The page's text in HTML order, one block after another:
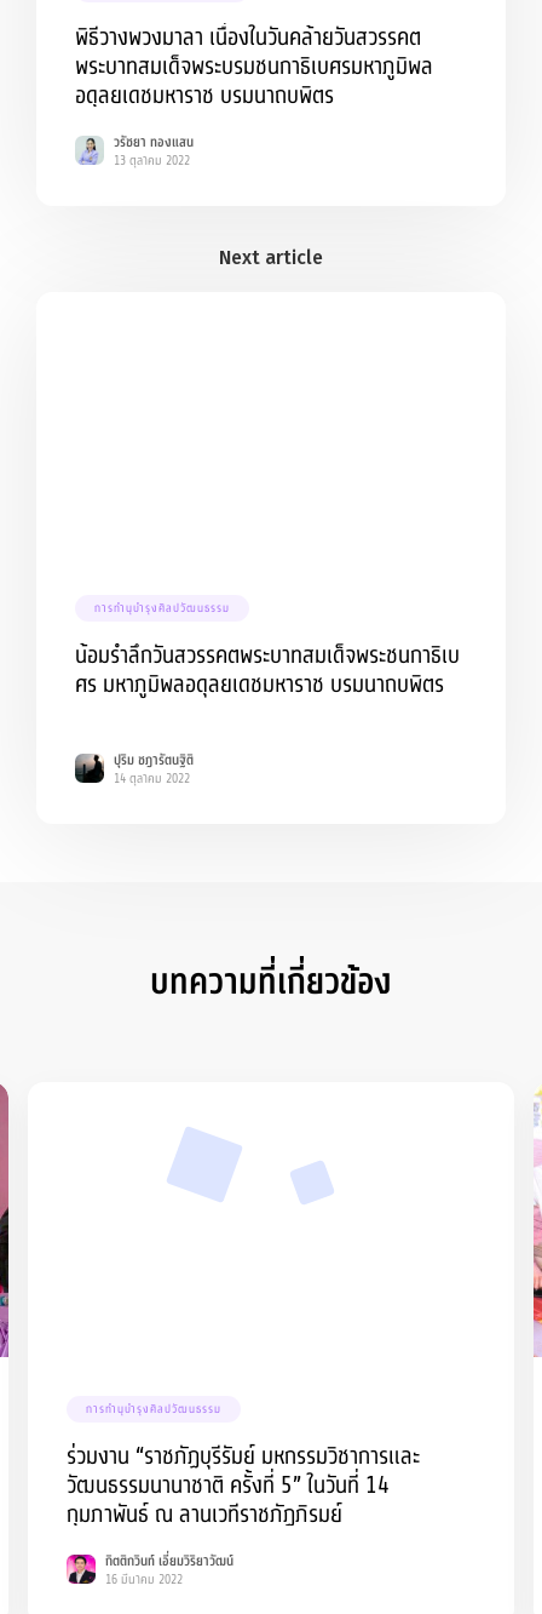
พิธีวางพวงมาลา เนื่องในวันคล้ายวันสวรรคต
พระบาทสมเด็จพระบรมชนกาธิเบศรมหาภูมิพล
อดุลยเดชมหาราช บรมนาถบพิตร
วรัชยา ทองแสน
13 ตุลาคม 2022
การทำนุบำรุงศิลปวัฒนธรรม
น้อมรำลึกวันสวรรคตพระบาทสมเด็จพระชนกาธิเบ
ศร มหาภูมิพลอดุลยเดชมหาราช บรมนาถบพิตร
ปุริม ชฎารัตนฐิติ
14 ตุลาคม 2022
บทความที่เกี่ยวข้อง
การทำนุบำรุงศิลปวัฒนธรรม
ร่วมงาน “ราชภัฏบุรีรัมย์ มหกรรมวิชาการและ
วัฒนธรรมนานาชาติ ครั้งที่ 5” ในวันที่ 14
กุมภาพันธ์ ณ ลานเวทีราชภัฏภิรมย์
กิตติกวินท์ เอี่ยมวิริยาวัฒน์
16 มีนาคม 2022